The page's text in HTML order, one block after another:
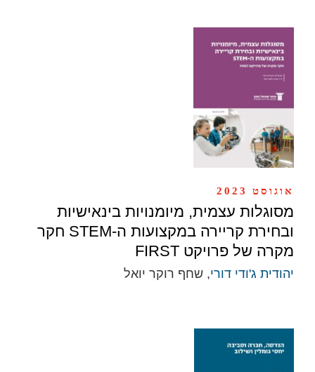
אוגוסט 2023
מסוגלות עצמית, מיומנויות בינאישיות
ובחירת קריירה במקצועות ה-STEM חקר
מקרה של פרויקט FIRST
יהודית ג'ודי דורי, שחף רוקר יואל